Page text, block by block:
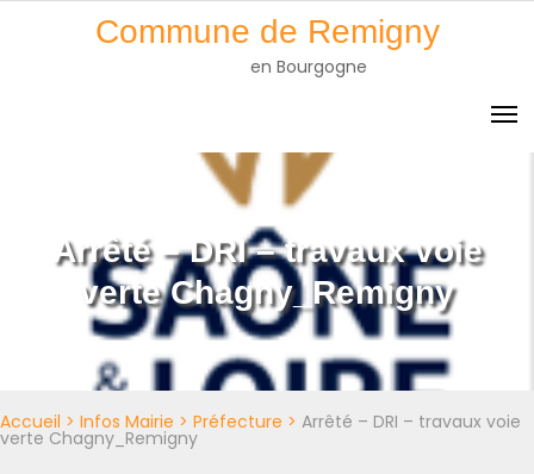
Commune de Remigny
en Bourgogne
Arrêté – DRI – travaux voie
verte Chagny_Remigny
Accueil > Infos Mairie > Préfecture > Arrêté – DRI – travaux voie
verte Chagny_Remigny